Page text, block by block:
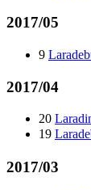
2017/05
9
2017/04
20
19
2017/03